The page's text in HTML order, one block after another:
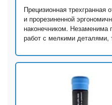
Прецизионная трехгранная
и прорезиненной
наконечником. Незаменима
работ с мелкими деталями,